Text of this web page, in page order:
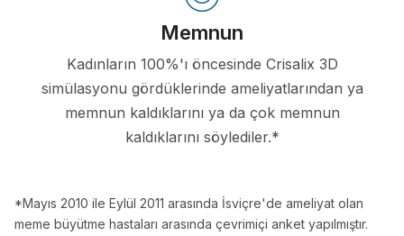
Memnun
Kadınların 100%'ı öncesinde Crisalix 3D
simülasyonu gördüklerinde ameliyatlarından ya
memnun kaldıklarını ya da çok memnun
kaldıklarını söylediler.*
*Mayıs 2010 ile Eylül 2011 arasında İsviçre'de ameliyat olan
meme büyütme hastaları arasında çevrimiçi anket yapılmıştır.